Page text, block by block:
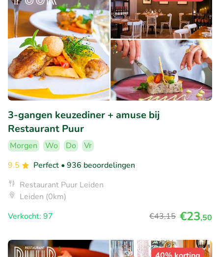
3-gangen keuzediner + amuse bij
Restaurant Puur
Morgen Wo Do
Vr
9.5
Perfect • 936 beoordelingen
Restaurant Puur Leiden
Leiden (0km)
Verkocht: 97
€43,15 €23,50